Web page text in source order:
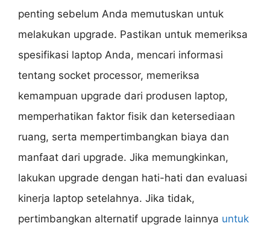
penting sebelum Anda memutuskan untuk
melakukan upgrade. Pastikan untuk memeriksa
spesifikasi laptop Anda, mencari informasi
tentang socket processor, memeriksa
kemampuan upgrade dari produsen laptop,
memperhatikan faktor fisik dan ketersediaan
ruang, serta mempertimbangkan biaya dan
manfaat dari upgrade. Jika memungkinkan,
lakukan upgrade dengan hati-hati dan evaluasi
kinerja laptop setelahnya. Jika tidak,
pertimbangkan alternatif upgrade lainnya untuk